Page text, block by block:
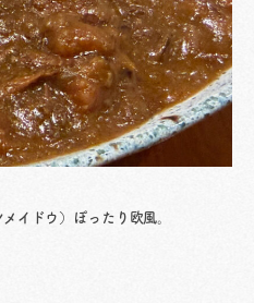
イドウ）ぽったり欧風。